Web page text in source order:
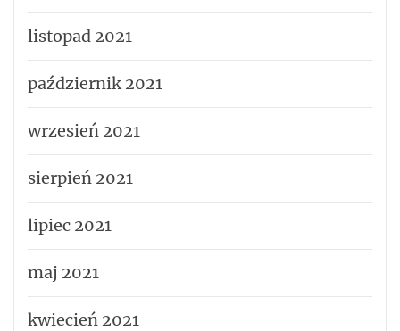
listopad 2021
październik 2021
wrzesień 2021
sierpień 2021
lipiec 2021
maj 2021
kwiecień 2021